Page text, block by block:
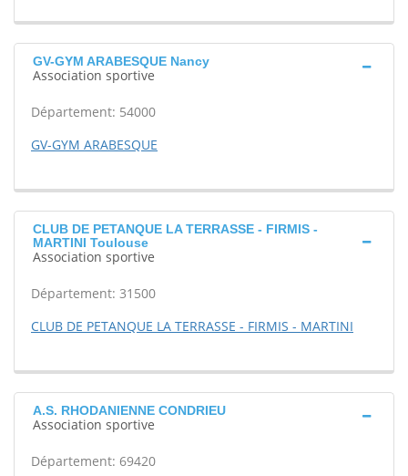
GV-GYM ARABESQUE Nancy
Association sportive
Département: 54000
GV-GYM ARABESQUE
CLUB DE PETANQUE LA TERRASSE - FIRMIS -
MARTINI Toulouse
Association sportive
Département: 31500
CLUB DE PETANQUE LA TERRASSE - FIRMIS - MARTINI
A.S. RHODANIENNE CONDRIEU
Association sportive
Département: 69420